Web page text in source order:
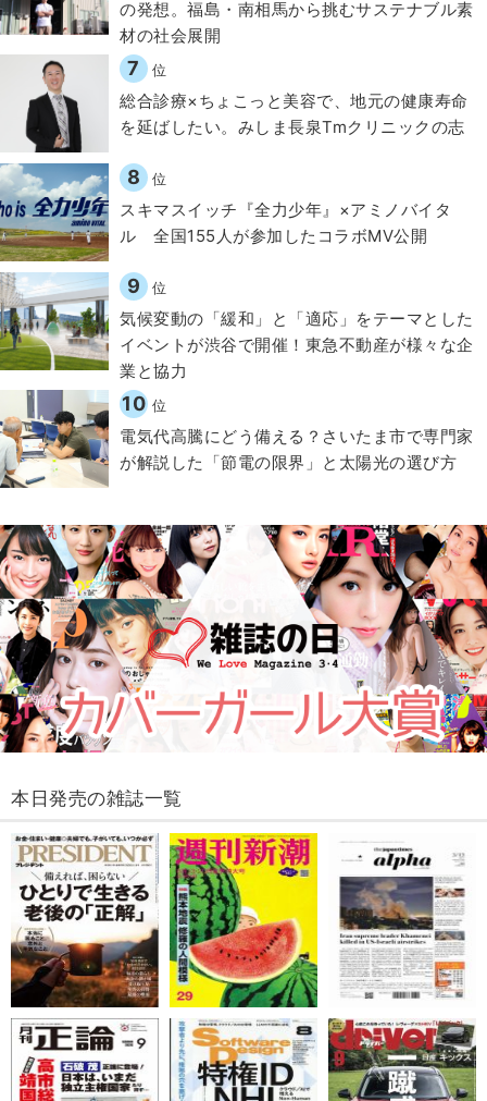
の発想。福島・南相馬から挑むサステナブル素
材の社会展開​
7 位
総合診療×ちょこっと美容で、地元の健康寿命
を延ばしたい。みしま長泉Tmクリニックの志
8 位
スキマスイッチ『全力少年』×アミノバイタ
ル 全国155人が参加したコラボMV公開
9 位
気候変動の「緩和」と「適応」をテーマとした
イベントが渋谷で開催！東急不動産が様々な企
業と協力
10 位
電気代高騰にどう備える？さいたま市で専門家
が解説した「節電の限界」と太陽光の選び方
本日発売の雑誌一覧